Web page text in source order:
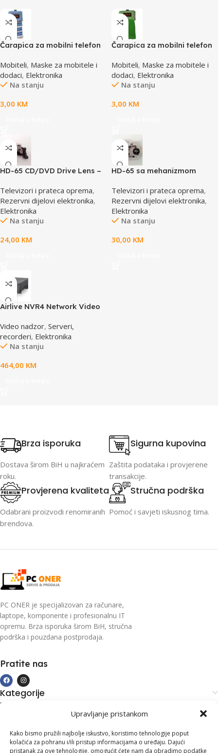
Upravljanje pristankom
Kako bismo pružili najbolje iskustvo, koristimo tehnologije poput
kolačića za pohranu i/ili pristup informacijama o uređaju. Dajući
pristanak za ove tehnologije, omogućit ćete nam da obradimo podatke
Čarapica za mobilni telefon
65x100mm
Mobiteli, Maske za mobitele i
dodaci, Elektronika
Na stanju
3,00 KM
Čarapica za mobilni telefon
65x100mm
Mobiteli, Maske za mobitele i
dodaci, Elektronika
Na stanju
3,00 KM
HD-65 CD/DVD Drive Lens –
Televizori i prateca oprema,
Rezervni dijelovi elektronika,
Elektronika
Na stanju
24,00 KM
HD-65 sa mehanizmom
AE-HD65M
Televizori i prateca oprema,
Rezervni dijelovi elektronika,
Elektronika
Na stanju
30,00 KM
Airlive NVR4 Network Video
Video nadzor, Serveri,
recorderi, Elektronika
Na stanju
464,00 KM
Brza isporuka
Dostava širom BiH u najkraćem
roku.
Sigurna kupovina
Zaštita podataka i provjerene
transakcije.
Provjerena kvaliteta
Odabrani proizvodi renomiranih
brendova.
Stručna podrška
Pomoć i savjeti iskusnog tima.
PC ONER je specijalizovan za računare,
laptope, komponente i profesionalnu IT
opremu. Brza isporuka širom BiH, stručna
podrška i pouzdana postprodaja.
Pratite nas
Kategorije
Kupovina i podrška
Kontakt informacije
Branilaca Bosne, 75 300 Lukavac